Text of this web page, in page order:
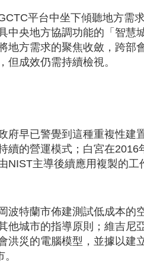
平台中坐下傾聽地方需
中央地方協調功能的「智慧
地方需求的聚焦收斂，跨部
但成效仍需持續檢視。
府早已警覺到這種重複性建
續的營運模式；白宮在
NIST主導後續應用複製的
波特蘭市佈建測試低成本的
他城市的指導原則；維吉尼
洪災的電腦模型，並據以建